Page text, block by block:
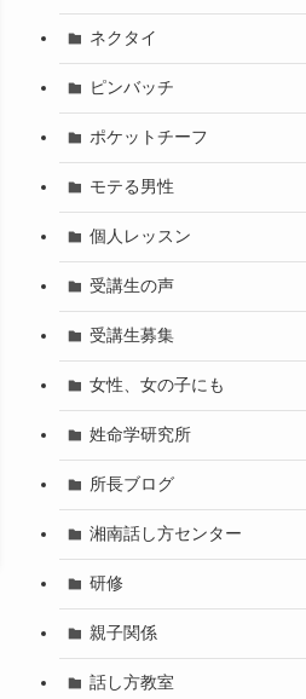
ネクタイ
ピンバッチ
ポケットチーフ
モテる男性
個人レッスン
受講生の声
受講生募集
女性、女の子にも
姓命学研究所
所長ブログ
湘南話し方センター
研修
親子関係
話し方教室